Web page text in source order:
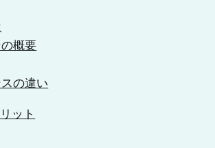
概要
の違い
ット